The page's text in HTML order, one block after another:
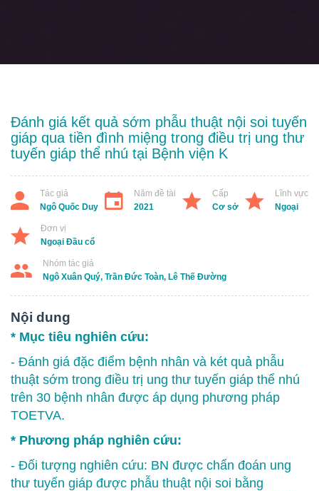
Đánh giá kết quả sớm phẫu thuật nội soi tuyến
giáp qua tiền đình miệng trong điều trị ung thư
tuyến giáp thể nhú tại Bệnh viện K
Tác giả
Ngô Quốc Duy
Năm đề tài
2021
Cấp
Cơ sở
Lĩnh vực
Ngoại
Đơn vị
Ngoại Đầu cổ
Nhóm tác giả
Ngô Xuân Quý, Trần Đức Toàn, Lê Thế Đường
Nội dung
* Mục tiêu nghiên cứu:
- Đánh giá đặc điểm bệnh nhân và két quả phẫu
thuật sớm trong điều trị ung thư tuyến giáp thể nhú
trên 30 bệnh nhân được áp dụng phương pháp
TOETVA.
* Phương pháp nghiên cứu:
- Đối tượng nghiên cứu: BN được chẩn đoán ung
thư tuyến giáp được phẫu thuật nội soi bằng